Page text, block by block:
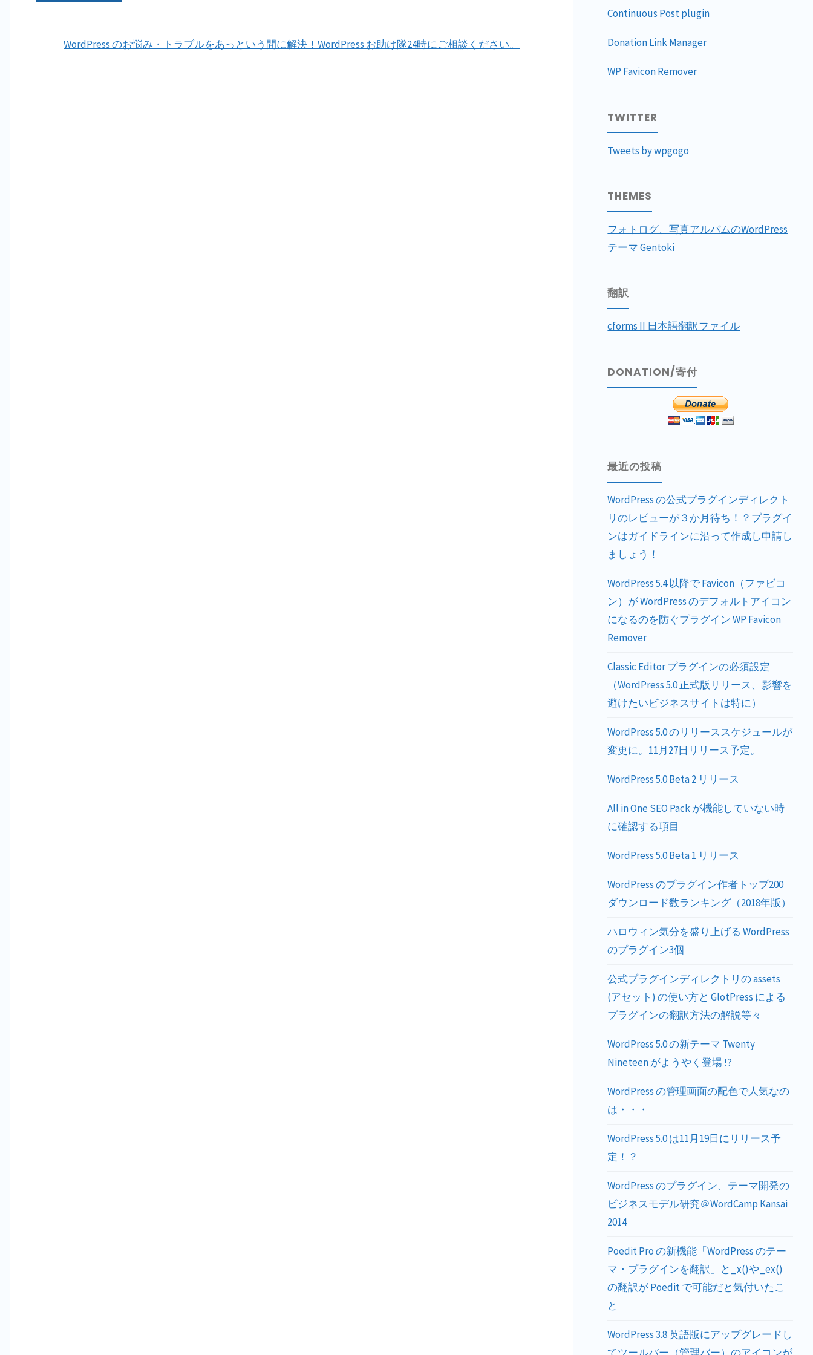
式
WordPress のお悩み・トラブルをあっという間に解決！WordPress お助け隊24時にご相談ください。
Continuous Post plugin
Donation Link Manager
WP Favicon Remover
TWITTER
Tweets by wpgogo
THEMES
フォトログ、写真アルバムのWordPress
テーマ Gentoki
翻訳
cforms II 日本語翻訳ファイル
DONATION/寄付
最近の投稿
WordPress の公式プラグインディレクト
リのレビューが３か月待ち！？プラグイ
ンはガイドラインに沿って作成し申請し
ましょう！
WordPress 5.4 以降で Favicon（ファビコ
ン）が WordPress のデフォルトアイコン
になるのを防ぐプラグイン WP Favicon
Remover
Classic Editor プラグインの必須設定
（WordPress 5.0 正式版リリース、影響を
避けたいビジネスサイトは特に）
WordPress 5.0 のリリーススケジュールが
変更に。11月27日リリース予定。
WordPress 5.0 Beta 2 リリース
All in One SEO Pack が機能していない時
に確認する項目
WordPress 5.0 Beta 1 リリース
WordPress のプラグイン作者トップ200
ダウンロード数ランキング（2018年版）
ハロウィン気分を盛り上げる WordPress
のプラグイン3個
公式プラグインディレクトリの assets
(アセット) の使い方と GlotPress による
プラグインの翻訳方法の解説等々
WordPress 5.0 の新テーマ Twenty
Nineteen がようやく登場 !?
WordPress の管理画面の配色で人気なの
は・・・
WordPress 5.0 は11月19日にリリース予
定！？
WordPress のプラグイン、テーマ開発の
ビジネスモデル研究＠WordCamp Kansai
2014
Poedit Pro の新機能「WordPress のテー
マ・プラグインを翻訳」と_x()や_ex()
の翻訳が Poedit で可能だと気付いたこ
と
WordPress 3.8 英語版にアップグレードし